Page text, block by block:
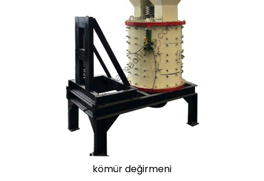
kömür değirmeni